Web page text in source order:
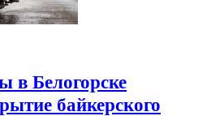
в Белогорске
байкерского